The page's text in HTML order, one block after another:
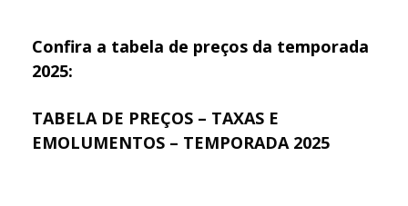
Confira a tabela de preços da temporada
2025:
TABELA DE PREÇOS – TAXAS E
EMOLUMENTOS – TEMPORADA 2025